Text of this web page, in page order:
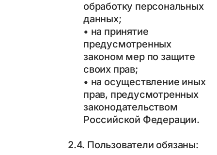
обработку персональных
данных;
• на принятие
предусмотренных
законом мер по защите
своих прав;
• на осуществление иных
прав, предусмотренных
законодательством
Российской Федерации.
2.4. Пользователи обязаны: